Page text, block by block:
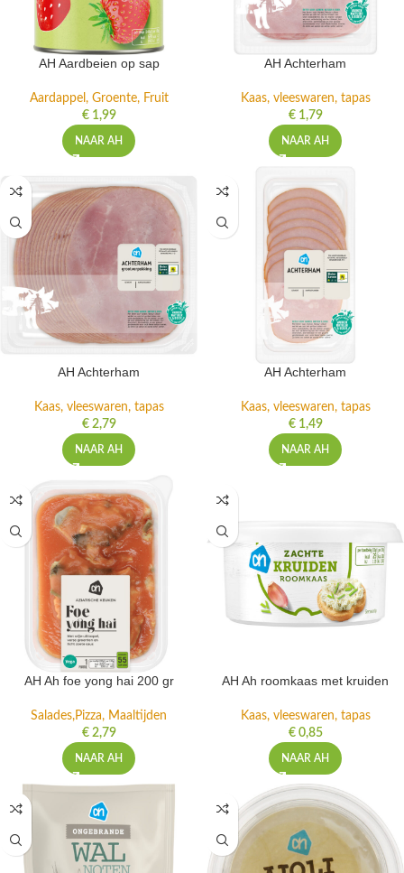
AH Aardbeien op sap
Aardappel, Groente, Fruit
€1,99
NAAR AH
AH Achterham
Kaas, vleeswaren, tapas
€1,79
NAAR AH
AH Achterham
Kaas, vleeswaren, tapas
€2,79
NAAR AH
AH Achterham
Kaas, vleeswaren, tapas
€1,49
NAAR AH
AH Ah foe yong hai 200 gr
Salades,Pizza, Maaltijden
€2,79
NAAR AH
AH Ah roomkaas met kruiden
Kaas, vleeswaren, tapas
€0,85
NAAR AH